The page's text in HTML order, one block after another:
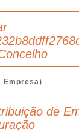
Empresa)
de